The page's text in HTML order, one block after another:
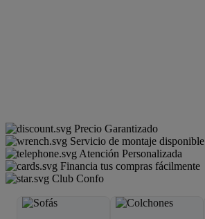
Precio Garantizado
Servicio de montaje disponible
Atención Personalizada
Financia tus compras fácilmente
Club Confo